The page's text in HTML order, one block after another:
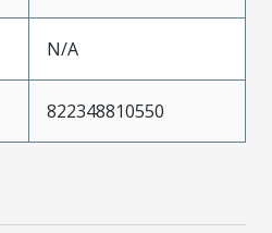
N/A
822348810550